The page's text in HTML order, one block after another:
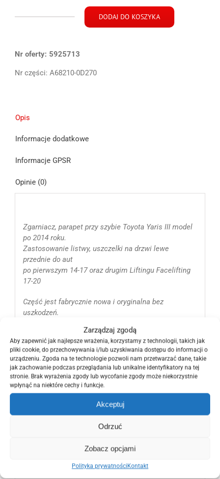
Zarządzaj zgodą
Aby zapewnić jak najlepsze wrażenia, korzystamy z technologii, takich jak
pliki cookie, do przechowywania i/lub uzyskiwania dostępu do informacji o
urządzeniu. Zgoda na te technologie pozwoli nam przetwarzać dane, takie
jak zachowanie podczas przeglądania lub unikalne identyfikatory na tej
stronie. Brak wyrażenia zgody lub wycofanie zgody może niekorzystnie
wpłynąć na niektóre cechy i funkcje.
Akceptuj
Odrzuć
Zobacz opcjami
Polityka prywatnościKontakt
listwa
chrom
DODAJ DO KOSZYKA
Nr oferty: 5925713
Nr części: A68210-0D270
Opis
Informacje dodatkowe
Informacje GPSR
Opinie (0)
Zgarniacz, parapet przy szybie Toyota Yaris III model
po 2014 roku.
Zastosowanie listwy, uszczelki na drzwi lewe
przednie do aut
po pierwszym 14-17 oraz drugim Liftingu Facelifting
17-20
Część jest fabrycznie nowa i oryginalna bez
uszkodzeń.
68210-0D270, 682100D270 LH
Strona przednia lewa od kierowcy.
Kody modeli samochodów :
1.0 VVT-i KSP130 1.3 NSP130
1.5 Hybrid 1,5 Hybryda NHP130 1.8 GRMN NSP131
Uszczelka, listewka chromowa zbierająca z
szyby drzwi lewych przednich pasuje od :